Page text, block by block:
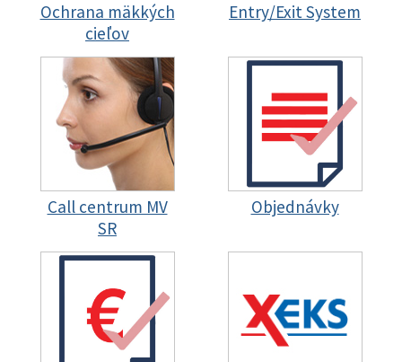
Ochrana mäkkých
cieľov
Entry/Exit System
Call centrum MV
SR
Objednávky